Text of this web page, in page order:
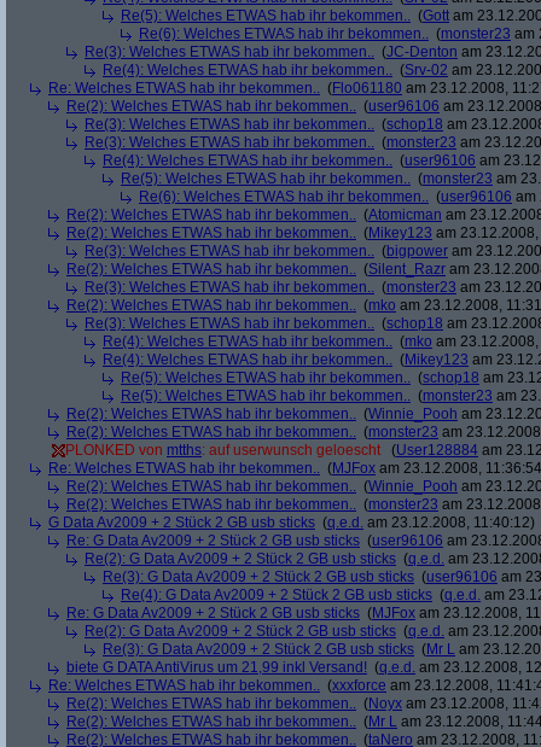
Re(5): Welches ETWAS hab ihr bekommen.. (Gott am
Re(6): Welches ETWAS hab ihr bekommen.. (monster23 am
Re(3): Welches ETWAS hab ihr bekommen.. (JC-Denton am
Re(4): Welches ETWAS hab ihr bekommen.. (Srv-02 am
Re: Welches ETWAS hab ihr bekommen.. (Flo061180 am 23.12.2008,
Re(2): Welches ETWAS hab ihr bekommen.. (user96106 am
Re(3): Welches ETWAS hab ihr bekommen.. (schop18 am
Re(3): Welches ETWAS hab ihr bekommen.. (monster23 am
Re(4): Welches ETWAS hab ihr bekommen.. (user96106 am
Re(5): Welches ETWAS hab ihr bekommen.. (monster23 am
Re(6): Welches ETWAS hab ihr bekommen.. (user96106 am
Re(2): Welches ETWAS hab ihr bekommen.. (Atomicman am
Re(2): Welches ETWAS hab ihr bekommen.. (Mikey123 am
Re(3): Welches ETWAS hab ihr bekommen.. (bigpower am
Re(2): Welches ETWAS hab ihr bekommen.. (Silent_Razr am
Re(3): Welches ETWAS hab ihr bekommen.. (monster23 am
Re(2): Welches ETWAS hab ihr bekommen.. (mko am 23.12.2008,
Re(3): Welches ETWAS hab ihr bekommen.. (schop18 am
Re(4): Welches ETWAS hab ihr bekommen.. (mko am
Re(4): Welches ETWAS hab ihr bekommen.. (Mikey123 am
Re(5): Welches ETWAS hab ihr bekommen.. (schop18 am
Re(5): Welches ETWAS hab ihr bekommen.. (monster23 am
Re(2): Welches ETWAS hab ihr bekommen.. (Winnie_Pooh am
Re(2): Welches ETWAS hab ihr bekommen.. (monster23 am
PLONKED von mtths: auf userwunsch geloescht (User128884 am
Re: Welches ETWAS hab ihr bekommen.. (MJFox am 23.12.2008,
Re(2): Welches ETWAS hab ihr bekommen.. (Winnie_Pooh am
Re(2): Welches ETWAS hab ihr bekommen.. (monster23 am
G Data Av2009 + 2 Stück 2 GB usb sticks (q.e.d. am 23.12.2008, 11:40:12)
Re: G Data Av2009 + 2 Stück 2 GB usb sticks (user96106 am
Re(2): G Data Av2009 + 2 Stück 2 GB usb sticks (q.e.d. am
Re(3): G Data Av2009 + 2 Stück 2 GB usb sticks (user96106 am
Re(4): G Data Av2009 + 2 Stück 2 GB usb sticks (q.e.d. am
Re: G Data Av2009 + 2 Stück 2 GB usb sticks (MJFox am 23.12.2008,
Re(2): G Data Av2009 + 2 Stück 2 GB usb sticks (q.e.d. am
Re(3): G Data Av2009 + 2 Stück 2 GB usb sticks (Mr L am
biete G DATA AntiVirus um 21,99 inkl Versand! (q.e.d. am 23.12.2008,
Re: Welches ETWAS hab ihr bekommen.. (xxxforce am 23.12.2008,
Re(2): Welches ETWAS hab ihr bekommen.. (Noyx am 23.12.2008,
Re(2): Welches ETWAS hab ihr bekommen.. (Mr L am 23.12.2008,
Re(2): Welches ETWAS hab ihr bekommen.. (taNero am 23.12.2008,